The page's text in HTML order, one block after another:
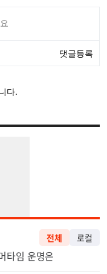
전체 로컬
타임 운명은